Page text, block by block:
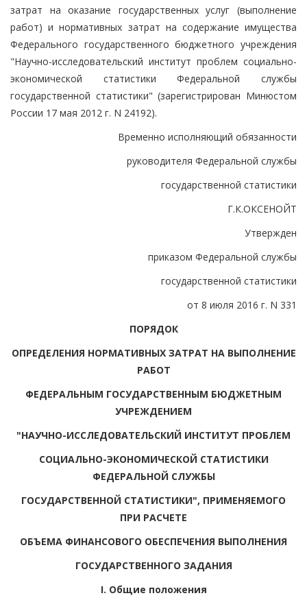
затрат на оказание государственных услуг (выполнение
работ) и нормативных затрат на содержание имущества
Федерального государственного бюджетного учреждения
"Научно-исследовательский институт проблем социально-
экономической статистики Федеральной службы
государственной статистики" (зарегистрирован Минюстом
России 17 мая 2012 г. N 24192).
Временно исполняющий обязанности
руководителя Федеральной службы
государственной статистики
Г.К.ОКСЕНОЙТ
Утвержден
приказом Федеральной службы
государственной статистики
от 8 июля 2016 г. N 331
ПОРЯДОК
ОПРЕДЕЛЕНИЯ НОРМАТИВНЫХ ЗАТРАТ НА ВЫПОЛНЕНИЕ
РАБОТ
ФЕДЕРАЛЬНЫМ ГОСУДАРСТВЕННЫМ БЮДЖЕТНЫМ
УЧРЕЖДЕНИЕМ
"НАУЧНО-ИССЛЕДОВАТЕЛЬСКИЙ ИНСТИТУТ ПРОБЛЕМ
СОЦИАЛЬНО-ЭКОНОМИЧЕСКОЙ СТАТИСТИКИ
ФЕДЕРАЛЬНОЙ СЛУЖБЫ
ГОСУДАРСТВЕННОЙ СТАТИСТИКИ", ПРИМЕНЯЕМОГО
ПРИ РАСЧЕТЕ
ОБЪЕМА ФИНАНСОВОГО ОБЕСПЕЧЕНИЯ ВЫПОЛНЕНИЯ
ГОСУДАРСТВЕННОГО ЗАДАНИЯ
I. Общие положения